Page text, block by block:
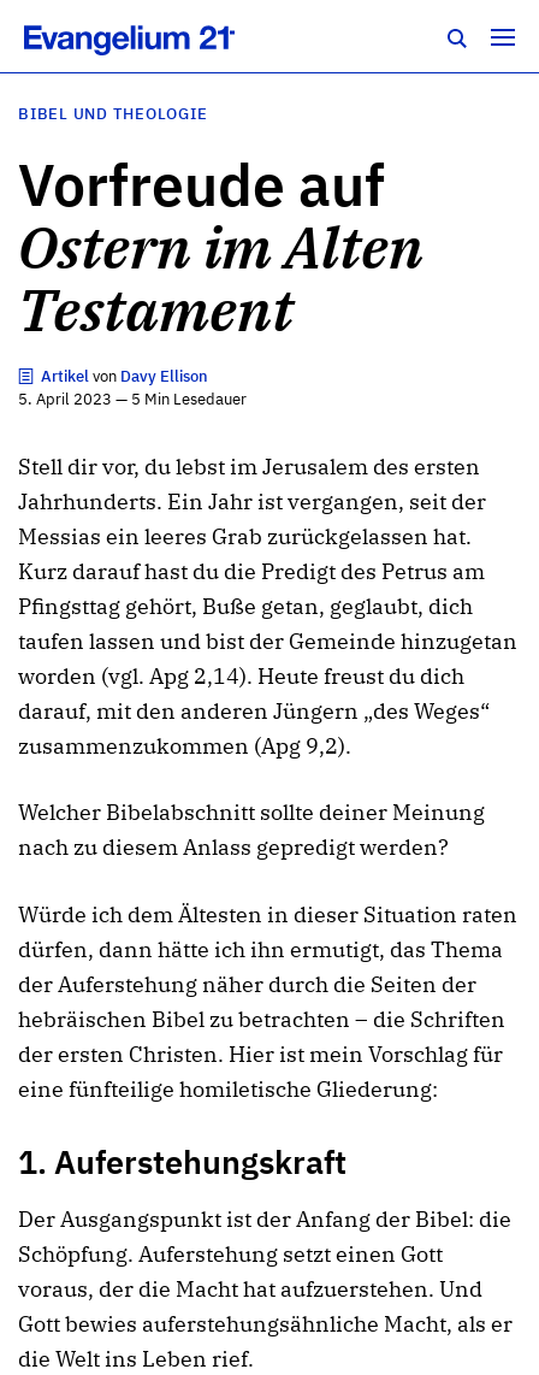
BIBEL UND THEOLOGIE
Vorfreude auf
Ostern im Alten
Testament
Artikelvon Davy Ellison
5. April 2023 — 5 Min Lesedauer
Stell dir vor, du lebst im Jerusalem des ersten
Jahrhunderts. Ein Jahr ist vergangen, seit der
Messias ein leeres Grab zurückgelassen hat.
Kurz darauf hast du die Predigt des Petrus am
Pfingsttag gehört, Buße getan, geglaubt, dich
taufen lassen und bist der Gemeinde hinzugetan
worden (vgl. Apg 2,14). Heute freust du dich
darauf, mit den anderen Jüngern „des Weges“
zusammenzukommen (Apg 9,2).
Welcher Bibelabschnitt sollte deiner Meinung
nach zu diesem Anlass gepredigt werden?
Würde ich dem Ältesten in dieser Situation raten
dürfen, dann hätte ich ihn ermutigt, das Thema
der Auferstehung näher durch die Seiten der
hebräischen Bibel zu betrachten – die Schriften
der ersten Christen. Hier ist mein Vorschlag für
eine fünfteilige homiletische Gliederung:
1. Auferstehungskraft
Der Ausgangspunkt ist der Anfang der Bibel: die
Schöpfung. Auferstehung setzt einen Gott
voraus, der die Macht hat aufzuerstehen. Und
Gott bewies auferstehungsähnliche Macht, als er
die Welt ins Leben rief.